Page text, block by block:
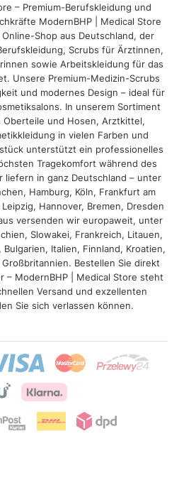
– Premium-Berufskleidung und
ModernBHP | Medical Store
Shop aus Deutschland, der
Scrubs für Ärztinnen,
sowie Arbeitskleidung für das
Unsere Premium-Medizin-Scrubs
und modernes Design – ideal für
In unserem Sortiment
Oberteile und Hosen, Arztkittel,
in vielen Farben und
unterstützt ein professionelles
Tragekomfort während des
liefern in ganz Deutschland – unter
Hamburg, Köln, Frankfurt am
Hannover, Bremen, Dresden
versenden wir europaweit, unter
Slowakei, Frankreich, Litauen,
Italien, Finnland, Kroatien,
Bestellen Sie direkt
– ModernBHP | Medical Store steht
Versand und exzellenten
Sie sich verlassen können.